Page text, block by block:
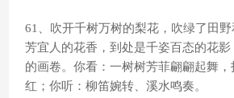
61、吹开千树万树的梨花，吹绿了田
芳宜人的花香，到处是千姿百态的花
的画卷。你看：一树树芳菲翩翩起舞
红；你听：柳笛婉转、溪水鸣奏。